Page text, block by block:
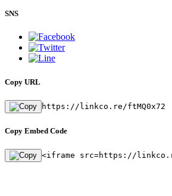
SNS
Copy URL
https://linkco.re/ftMQ0x72
Copy Embed Code
<iframe src=https://